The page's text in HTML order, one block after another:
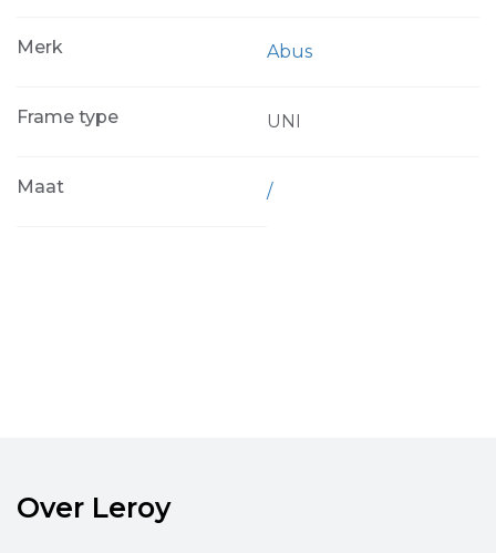
Merk Abus
Frame type UNI
Maat /
Over Leroy